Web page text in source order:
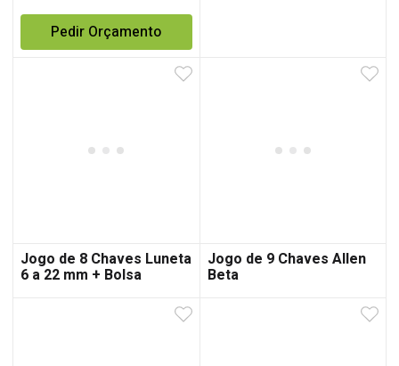
Pedir Orçamento
Jogo de 8 Chaves Luneta
6 a 22 mm + Bolsa
Jogo de 9 Chaves Allen
Beta